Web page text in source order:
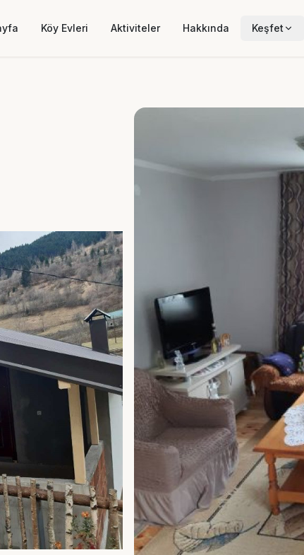
Köy Evleri Aktiviteler Hakkında Keşfet